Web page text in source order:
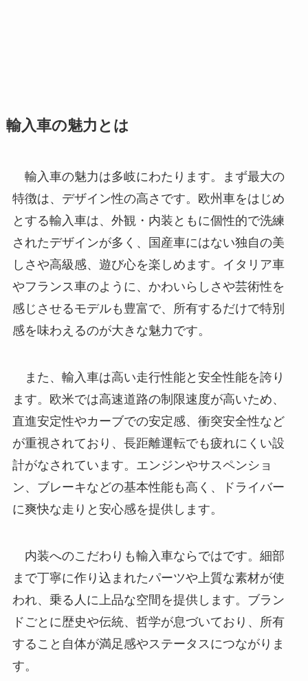
輸入車の魅力とは
輸入車の魅力は多岐にわたります。まず最大の
特徴は、デザイン性の高さです。欧州車をはじめ
とする輸入車は、外観・内装ともに個性的で洗練
されたデザインが多く、国産車にはない独自の美
しさや高級感、遊び心を楽しめます。イタリア車
やフランス車のように、かわいらしさや芸術性を
感じさせるモデルも豊富で、所有するだけで特別
感を味わえるのが大きな魅力です。
また、輸入車は高い走行性能と安全性能を誇り
ます。欧米では高速道路の制限速度が高いため、
直進安定性やカーブでの安定感、衝突安全性など
が重視されており、長距離運転でも疲れにくい設
計がなされています。エンジンやサスペンショ
ン、ブレーキなどの基本性能も高く、ドライバー
に爽快な走りと安心感を提供します。
内装へのこだわりも輸入車ならではです。細部
まで丁寧に作り込まれたパーツや上質な素材が使
われ、乗る人に上品な空間を提供します。ブラン
ドごとに歴史や伝統、哲学が息づいており、所有
すること自体が満足感やステータスにつながりま
す。